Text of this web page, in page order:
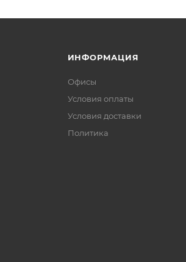
ИНФОРМАЦИЯ
Офисы
Условия оплаты
Условия доставки
Политика